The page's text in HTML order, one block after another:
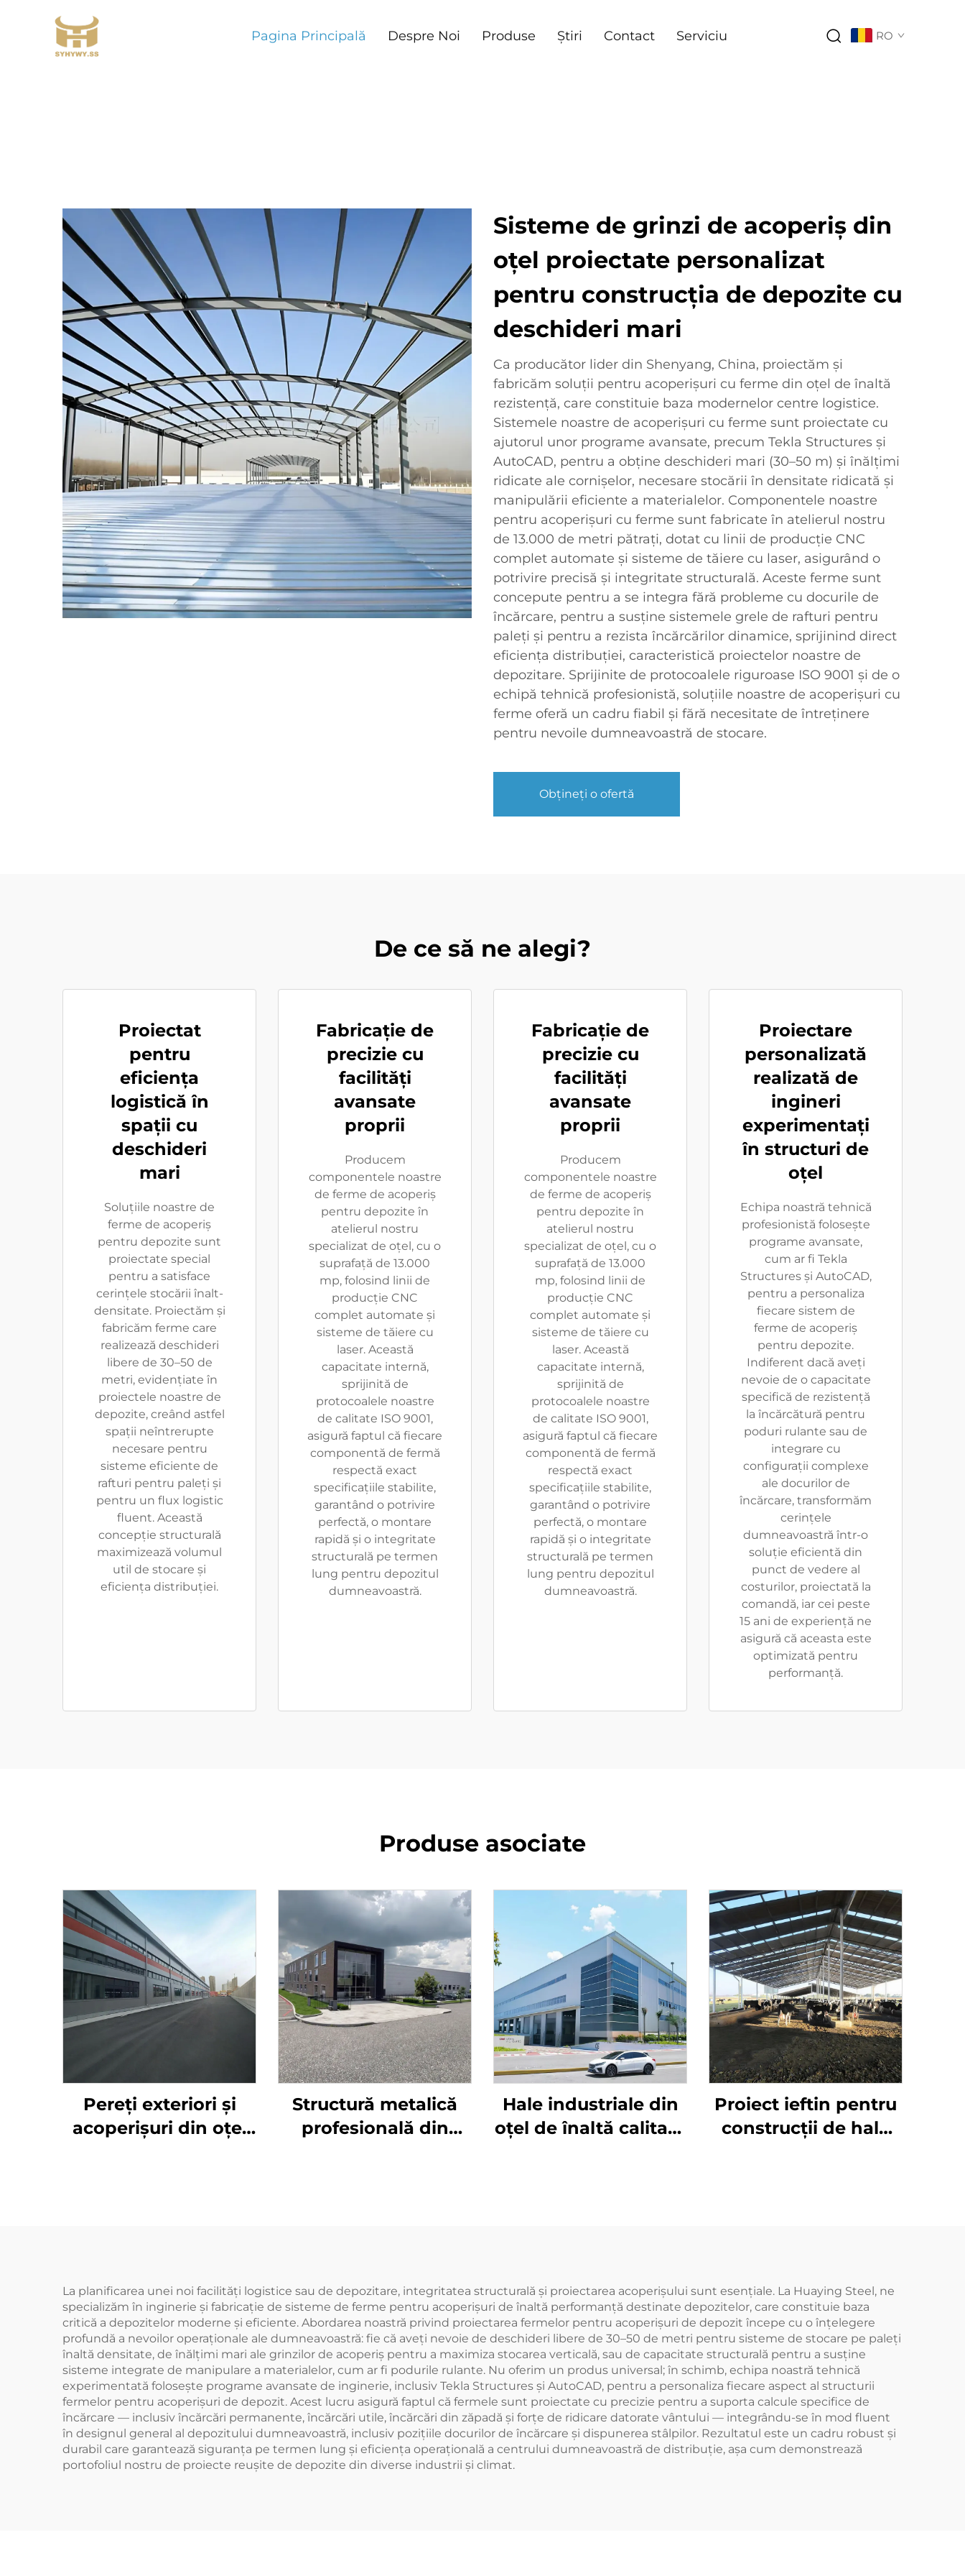
Pagina Principală Despre Noi Produse Știri Contact Serviciu RO
Sisteme de grinzi de acoperiș din
oțel proiectate personalizat
pentru construcția de depozite cu
deschideri mari
Ca producător lider din Shenyang, China, proiectăm și
fabricăm soluții pentru acoperișuri cu ferme din oțel de înaltă
rezistență, care constituie baza modernelor centre logistice.
Sistemele noastre de acoperișuri cu ferme sunt proiectate cu
ajutorul unor programe avansate, precum Tekla Structures și
AutoCAD, pentru a obține deschideri mari (30–50 m) și înălțimi
ridicate ale cornișelor, necesare stocării în densitate ridicată și
manipulării eficiente a materialelor. Componentele noastre
pentru acoperișuri cu ferme sunt fabricate în atelierul nostru
de 13.000 de metri pătrați, dotat cu linii de producție CNC
complet automate și sisteme de tăiere cu laser, asigurând o
potrivire precisă și integritate structurală. Aceste ferme sunt
concepute pentru a se integra fără probleme cu docurile de
încărcare, pentru a susține sistemele grele de rafturi pentru
paleți și pentru a rezista încărcărilor dinamice, sprijinind direct
eficiența distribuției, caracteristică proiectelor noastre de
depozitare. Sprijinite de protocoalele riguroase ISO 9001 și de o
echipă tehnică profesionistă, soluțiile noastre de acoperișuri cu
ferme oferă un cadru fiabil și fără necesitate de întreținere
pentru nevoile dumneavoastră de stocare.
Obțineți o ofertă
De ce să ne alegi?
Proiectat
pentru
eficiența
logistică în
spații cu
deschideri
mari
Soluțiile noastre de
ferme de acoperiș
pentru depozite sunt
proiectate special
pentru a satisface
cerințele stocării înalt-
densitate. Proiectăm și
fabricăm ferme care
realizează deschideri
libere de 30–50 de
metri, evidențiate în
proiectele noastre de
depozite, creând astfel
spații neîntrerupte
necesare pentru
sisteme eficiente de
rafturi pentru paleți și
pentru un flux logistic
fluent. Această
concepție structurală
maximizează volumul
util de stocare și
eficiența distribuției.
Fabricație de
precizie cu
facilități
avansate
proprii
Producem
componentele noastre
de ferme de acoperiș
pentru depozite în
atelierul nostru
specializat de oțel, cu o
suprafață de 13.000
mp, folosind linii de
producție CNC
complet automate și
sisteme de tăiere cu
laser. Această
capacitate internă,
sprijinită de
protocoalele noastre
de calitate ISO 9001,
asigură faptul că fiecare
componentă de fermă
respectă exact
specificațiile stabilite,
garantând o potrivire
perfectă, o montare
rapidă și o integritate
structurală pe termen
lung pentru depozitul
dumneavoastră.
Fabricație de
precizie cu
facilități
avansate
proprii
Producem
componentele noastre
de ferme de acoperiș
pentru depozite în
atelierul nostru
specializat de oțel, cu o
suprafață de 13.000
mp, folosind linii de
producție CNC
complet automate și
sisteme de tăiere cu
laser. Această
capacitate internă,
sprijinită de
protocoalele noastre
de calitate ISO 9001,
asigură faptul că fiecare
componentă de fermă
respectă exact
specificațiile stabilite,
garantând o potrivire
perfectă, o montare
rapidă și o integritate
structurală pe termen
lung pentru depozitul
dumneavoastră.
Proiectare
personalizată
realizată de
ingineri
experimentați
în structuri de
oțel
Echipa noastră tehnică
profesionistă folosește
programe avansate,
cum ar fi Tekla
Structures și AutoCAD,
pentru a personaliza
fiecare sistem de
ferme de acoperiș
pentru depozite.
Indiferent dacă aveți
nevoie de o capacitate
specifică de rezistență
la încărcătură pentru
poduri rulante sau de
integrare cu
configurații complexe
ale docurilor de
încărcare, transformăm
cerințele
dumneavoastră într-o
soluție eficientă din
punct de vedere al
costurilor, proiectată la
comandă, iar cei peste
15 ani de experiență ne
asigură că aceasta este
optimizată pentru
performanță.
Produse asociate
Pereți exteriori și
acoperișuri din oțel
Structură metalică
profesională din
Hale industriale din
oțel de înaltă calitate
Proiect ieftin pentru
construcții de hale
La planificarea unei noi facilități logistice sau de depozitare, integritatea structurală și proiectarea acoperișului sunt esențiale. La Huaying Steel, ne
specializăm în inginerie și fabricație de sisteme de ferme pentru acoperișuri de înaltă performanță destinate depozitelor, care constituie baza
critică a depozitelor moderne și eficiente. Abordarea noastră privind proiectarea fermelor pentru acoperișuri de depozit începe cu o înțelegere
profundă a nevoilor operaționale ale dumneavoastră: fie că aveți nevoie de deschideri libere de 30–50 de metri pentru sisteme de stocare pe paleți
înaltă densitate, de înălțimi mari ale grinzilor de acoperiș pentru a maximiza stocarea verticală, sau de capacitate structurală pentru a susține
sisteme integrate de manipulare a materialelor, cum ar fi podurile rulante. Nu oferim un produs universal; în schimb, echipa noastră tehnică
experimentată folosește programe avansate de inginerie, inclusiv Tekla Structures și AutoCAD, pentru a personaliza fiecare aspect al structurii
fermelor pentru acoperișuri de depozit. Acest lucru asigură faptul că fermele sunt proiectate cu precizie pentru a suporta calcule specifice de
încărcare — inclusiv încărcări permanente, încărcări utile, încărcări din zăpadă și forțe de ridicare datorate vântului — integrându-se în mod fluent
în designul general al depozitului dumneavoastră, inclusiv pozițiile docurilor de încărcare și dispunerea stâlpilor. Rezultatul este un cadru robust și
durabil care garantează siguranța pe termen lung și eficiența operațională a centrului dumneavoastră de distribuție, așa cum demonstrează
portofoliul nostru de proiecte reușite de depozite din diverse industrii și climat.